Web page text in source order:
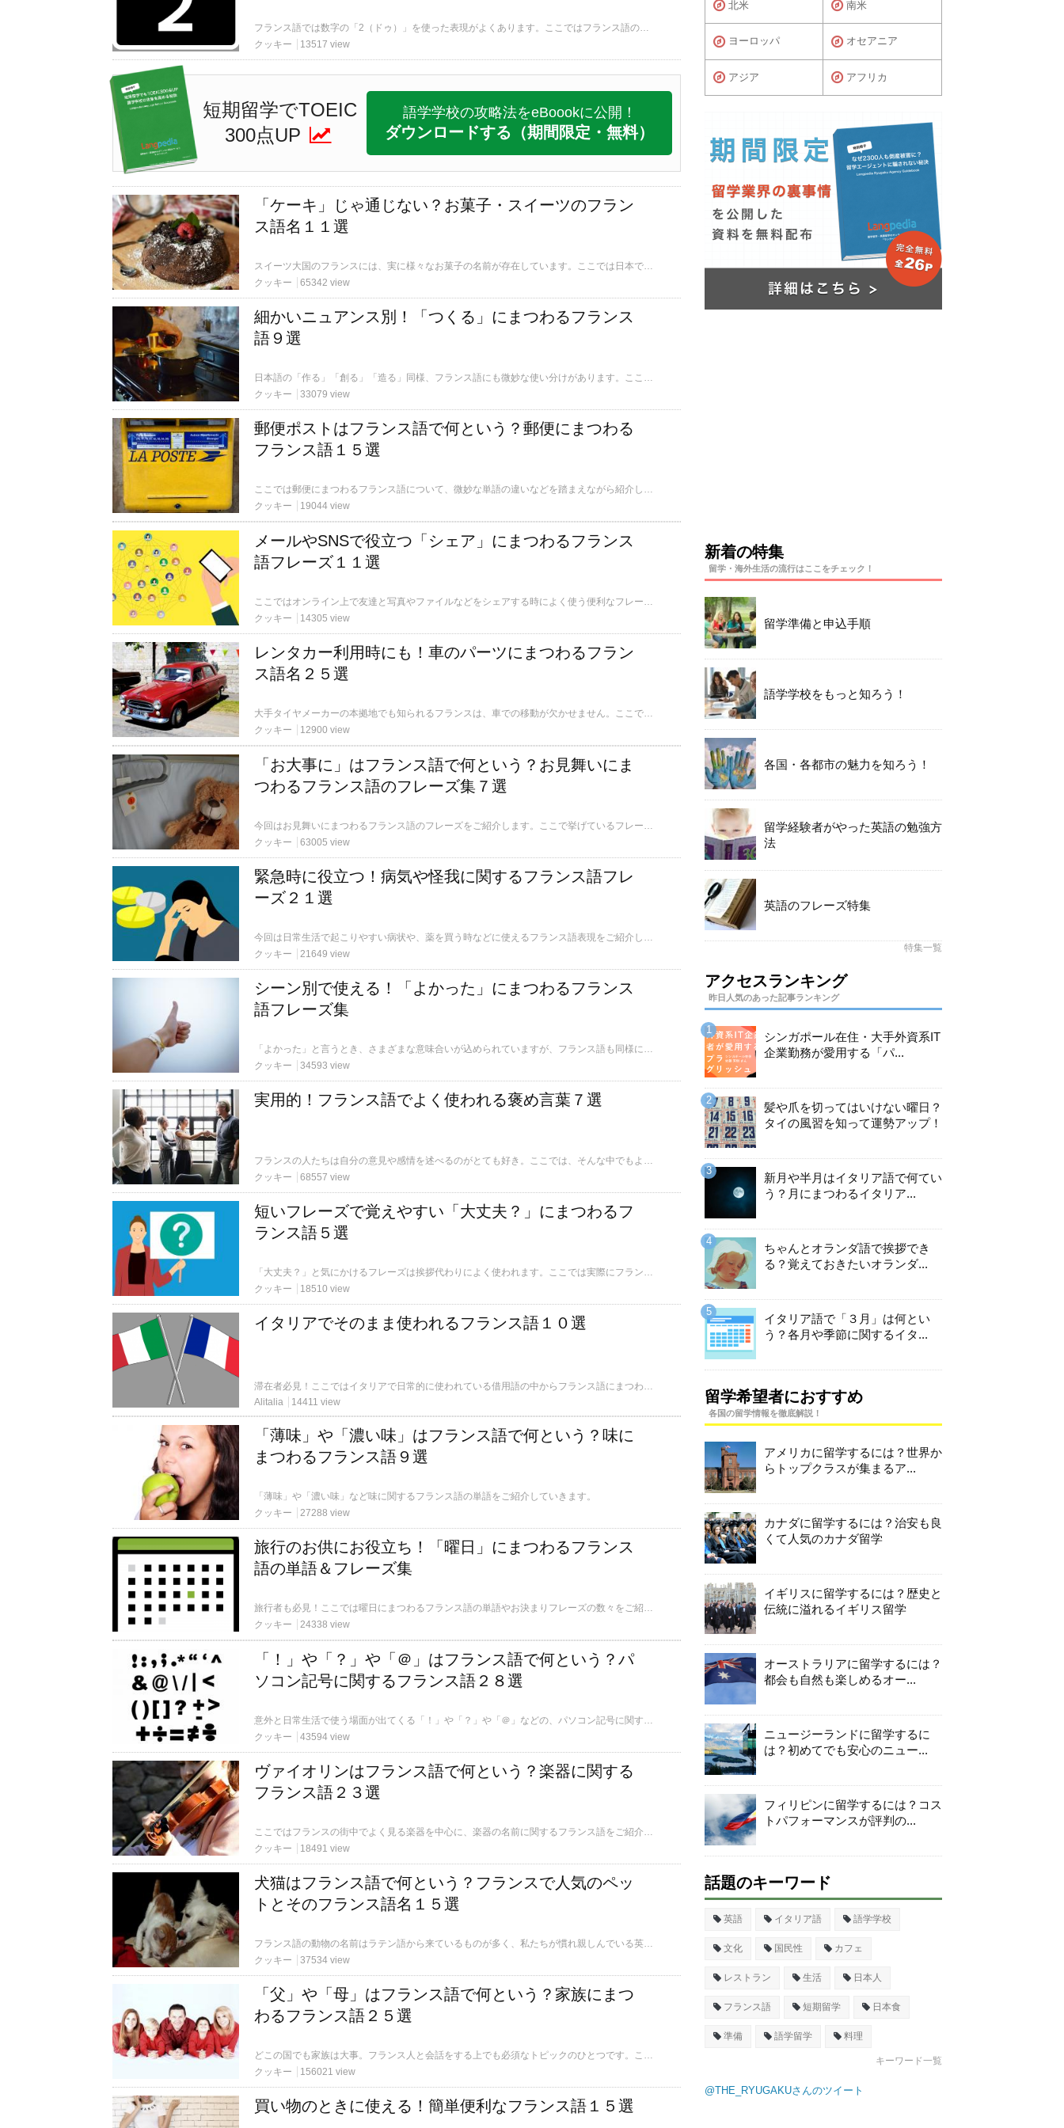
フランス語では数字の「2（ドゥ）」を使った表現がよくあります。ここではフランス語の「2」にまつわる比喩表現の中から、実際にフランスでの会話によく登場するものをご紹介します。
クッキー
13517 view
短期留学でTOEIC
300点UP
語学学校の攻略法をeBoookに公開！
ダウンロードする （期間限定・無料）
「ケーキ」じゃ通じない？お菓子・スイーツのフラン
ス語名１１選
スイーツ大国のフランスには、実に様々なお菓子の名前が存在しています。ここでは日本でもおなじみのスイーツがどう呼ばれているかをご紹介します。
クッキー
65342 view
細かいニュアンス別！「つくる」にまつわるフランス
語９選
日本語の「作る」「創る」「造る」同様、フランス語にも微妙な使い分けがあります。ここでは、そんな「つくる」にまつわる、フランス語の単語の数々をご紹介します。
クッキー
33079 view
郵便ポストはフランス語で何という？郵便にまつわる
フランス語１５選
ここでは郵便にまつわるフランス語について、微妙な単語の違いなどを踏まえながら紹介してまいります。
クッキー
19044 view
メールやSNSで役立つ「シェア」にまつわるフランス
語フレーズ１１選
ここではオンライン上で友達と写真やファイルなどをシェアする時によく使う便利なフレーズの数々をご紹介します。
クッキー
14305 view
レンタカー利用時にも！車のパーツにまつわるフラン
ス語名２５選
大手タイヤメーカーの本拠地でも知られるフランスは、車での移動が欠かせません。ここでは意外と辞書に載っていないものも含む、自動車のパーツにまつわるフランス語をご紹介します。
クッキー
12900 view
「お大事に」はフランス語で何という？お見舞いにま
つわるフランス語のフレーズ集７選
今回はお見舞いにまつわるフランス語のフレーズをご紹介します。ここで挙げているフレーズの数々は、実際にフランス人がよく使うフレーズですので、急に病院へお見舞いに行く時や、相手の調子を尋ねる際に活用できます。
クッキー
63005 view
緊急時に役立つ！病気や怪我に関するフランス語フレ
ーズ２１選
今回は日常生活で起こりやすい病状や、薬を買う時などに使えるフランス語表現をご紹介します。
クッキー
21649 view
シーン別で使える！「よかった」にまつわるフランス
語フレーズ集
「よかった」と言うとき、さまざまな意味合いが込められていますが、フランス語も同様にさまざまなニュアンスの「よかった」があります。ここでは、シーン別で使える「よかった」のフランス語をご紹介します。
クッキー
34593 view
実用的！フランス語でよく使われる褒め言葉７選
フランスの人たちは自分の意見や感情を述べるのがとても好き。ここでは、そんな中でもよく使われるフランス語の「褒め言葉」をご紹介します。
クッキー
68557 view
短いフレーズで覚えやすい「大丈夫？」にまつわるフ
ランス語５選
「大丈夫？」と気にかけるフレーズは挨拶代わりによく使われます。ここでは実際にフランスの人たちがよく使う、簡単なフランス語のフレーズを5つご紹介します。
クッキー
18510 view
イタリアでそのまま使われるフランス語１０選
滞在者必見！ここではイタリアで日常的に使われている借用語の中からフランス語にまつわるものの数々をご紹介します。
Alitalia
14411 view
「薄味」や「濃い味」はフランス語で何という？味に
まつわるフランス語９選
「薄味」や「濃い味」など味に関するフランス語の単語をご紹介していきます。
クッキー
27288 view
旅行のお供にお役立ち！「曜日」にまつわるフランス
語の単語＆フレーズ集
旅行者も必見！ここでは曜日にまつわるフランス語の単語やお決まりフレーズの数々をご紹介します。
クッキー
24338 view
「！」や「？」や「＠」はフランス語で何という？パ
ソコン記号に関するフランス語２８選
意外と日常生活で使う場面が出てくる「！」や「？」や「＠」などの、パソコン記号に関するフランス語をご紹介します。
クッキー
43594 view
ヴァイオリンはフランス語で何という？楽器に関する
フランス語２３選
ここではフランスの街中でよく見る楽器を中心に、楽器の名前に関するフランス語をご紹介します。
クッキー
18491 view
犬猫はフランス語で何という？フランスで人気のペッ
トとそのフランス語名１５選
フランス語の動物の名前はラテン語から来ているものが多く、私たちが慣れ親しんでいる英語の呼び方と、まったく違うケースも少なくありません。ここでは主にペットとして飼育されている動物を中心に、動物の名前にまつわるフランス語をご紹介します。
クッキー
37534 view
「父」や「母」はフランス語で何という？家族にまつ
わるフランス語２５選
どこの国でも家族は大事。フランス人と会話をする上でも必須なトピックのひとつです。ここでは「父」や「母」といったよく使われる言葉から「事実婚」など、家族にまつわるフランス語をご紹介します。
クッキー
156021 view
買い物のときに使える！簡単便利なフランス語１５選
北米 南米
ヨーロッパ オセアニア
アジア アフリカ
新着の特集
留学・海外生活の流行はここをチェック！
留学準備と申込手順
語学学校をもっと知ろう！
各国・各都市の魅力を知ろう！
留学経験者がやった英語の勉強方
法
英語のフレーズ特集
特集一覧
アクセスランキング
昨日人気のあった記事ランキング
シンガポール在住・大手外資系IT
企業勤務が愛用する「パ...
髪や爪を切ってはいけない曜日？
タイの風習を知って運勢アップ！
新月や半月はイタリア語で何てい
う？月にまつわるイタリア...
ちゃんとオランダ語で挨拶でき
る？覚えておきたいオランダ...
イタリア語で「３月」は何とい
う？各月や季節に関するイタ...
留学希望者におすすめ
各国の留学情報を徹底解説！
アメリカに留学するには？世界か
らトップクラスが集まるア...
カナダに留学するには？治安も良
くて人気のカナダ留学
イギリスに留学するには？歴史と
伝統に溢れるイギリス留学
オーストラリアに留学するには？
都会も自然も楽しめるオー...
ニュージーランドに留学するに
は？初めてでも安心のニュー...
フィリピンに留学するには？コス
トパフォーマンスが評判の...
話題のキーワード
英語 イタリア語 語学学校
文化 国民性 カフェ
レストラン 生活 日本人
フランス語 短期留学 日本食
準備 語学留学 料理
キーワード一覧
@THE_RYUGAKUさんのツイート